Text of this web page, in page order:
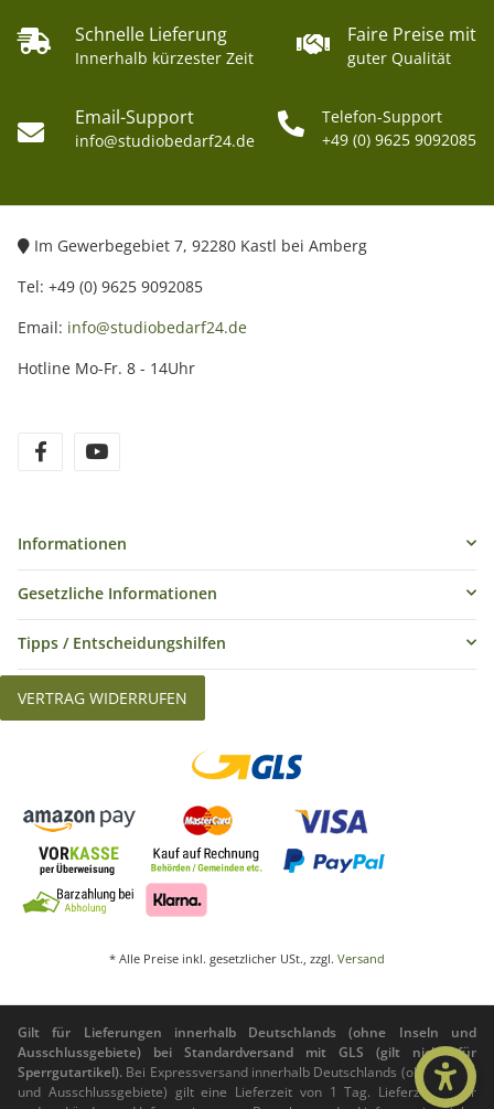
Schnelle Lieferung
Innerhalb kürzester Zeit
Faire Preise mit
guter Qualität
Email-Support
info@studiobedarf24.de
Telefon-Support
+49 (0) 9625 9092085
Im Gewerbegebiet 7, 92280 Kastl bei Amberg
Tel: +49 (0) 9625 9092085
Email: info@studiobedarf24.de
Hotline Mo-Fr. 8 - 14Uhr
Informationen
Gesetzliche Informationen
Tipps / Entscheidungshilfen
VERTRAG WIDERRUFEN
* Alle Preise inkl. gesetzlicher USt., zzgl. Versand
Gilt für Lieferungen innerhalb Deutschlands (ohne Inseln und
Ausschlussgebiete) bei Standardversand mit GLS (gilt nicht für
Sperrgutartikel). Bei Expressversand innerhalb Deutschlands (ohne Inseln
und Ausschlussgebiete) gilt eine Lieferzeit von 1 Tag. Lieferzeiten für